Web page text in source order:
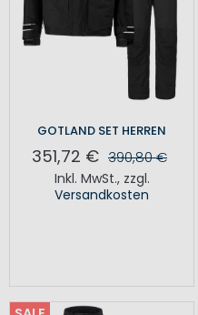
GOTLAND SET HERREN
351,72 € 390,80 €
Inkl. MwSt., zzgl.
Versandkosten